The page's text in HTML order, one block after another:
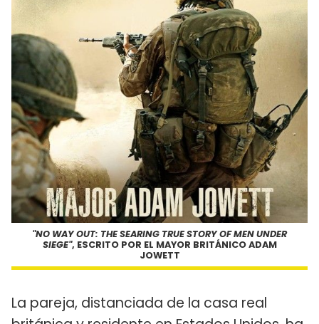
"NO WAY OUT: THE SEARING TRUE STORY OF MEN UNDER
SIEGE", ESCRITO POR EL MAYOR BRITÁNICO ADAM
JOWETT
La pareja, distanciada de la casa real